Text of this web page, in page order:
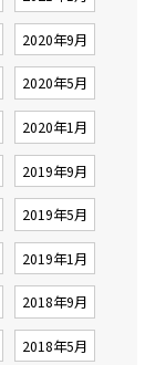
2020年9月
2020年5月
2020年1月
2019年9月
2019年5月
2019年1月
2018年9月
2018年5月